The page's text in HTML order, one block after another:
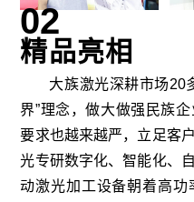
02
精品亮相
大族激光深耕市场20
界”理念，做大做强民族
要求也越来越严，立足客
光专研数字化、智能化、
动激光加工设备朝着高